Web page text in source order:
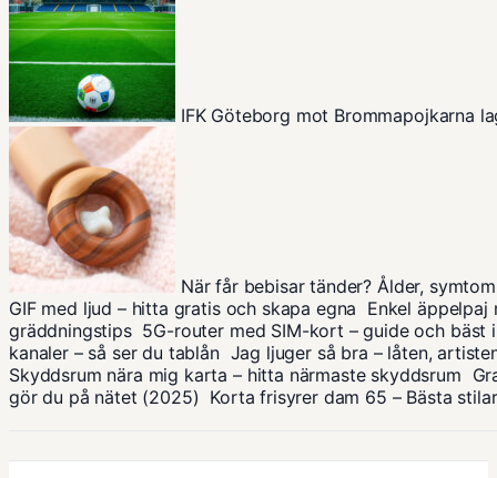
IFK Göteborg mot Brommapojkarna
När får bebisar tänder? Ålder,
GIF med ljud – hitta gratis och skapa egna Enkel äppelpaj
gräddningstips 5G-router med SIM-kort – guide och bäst
kanaler – så ser du tablån Jag ljuger så bra – låten,
Skyddsrum nära mig karta – hitta närmaste skyddsrum
gör du på nätet (2025) Korta frisyrer dam 65 – Bästa